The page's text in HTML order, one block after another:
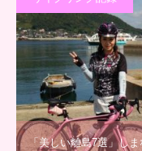
「美しい離島7選」し